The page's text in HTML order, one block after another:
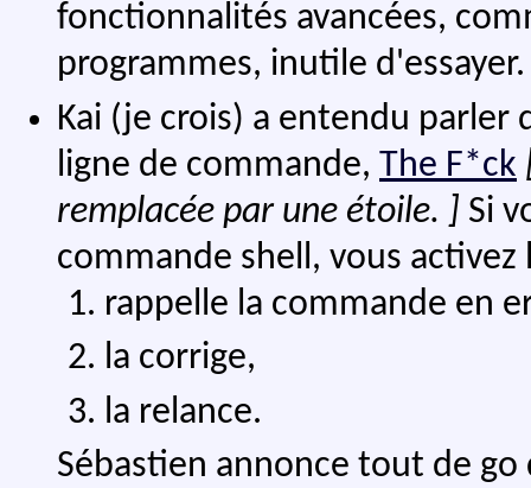
fonctionnalités avancées,
programmes, inutile d'essayer.
Kai (je crois) a entendu
ligne de commande, The F*ck
remplacée par une étoile. ] Si
commande shell, vous
rappelle la commande en
la corrige,
la relance.
Sébastien annonce tout de